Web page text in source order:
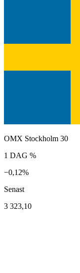
OMX Stockholm 30
1 DAG %
−0,12%
Senast
3 323,10